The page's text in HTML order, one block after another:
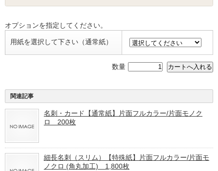
オプションを指定してください。
用紙を選択して下さい（通常紙）
数量
関連記事
名刺・カード【通常紙】片面フルカラー/片面モノク
ロ 200枚
細長名刺（スリム）【特殊紙】片面フルカラー/片面モ
ノクロ (角丸加工) 1,800枚